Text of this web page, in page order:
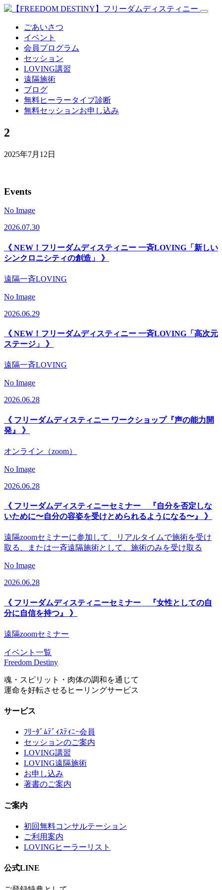
ごあいさつ
イベント
会員プログラム
セッション
LOVING講習
遠隔施術
ブログ
無料ヒーラータイプ診断
無料セッションお申し込み
2
2025年7月12日
Events
No Image
2026.07.30
《 NEW！フリーダムディスティニー 一斉LOVING「新しい
シンクロニシティの創造」 》
遠隔一斉LOVING
No Image
2026.06.29
《 NEW！フリーダムディスティニー 一斉LOVING「高次元
ステージ」 》
遠隔一斉LOVING
No Image
2026.06.28
《 フリーダムディスティニー ワークショップ『声の能力開
発』 》
オンライン（zoom）
No Image
2026.06.28
《 フリーダムディスティニーセミナー 『自分を否定しな
いために〜自分の容姿を受けとめられるようになる〜』 》
遠隔zoomセミナーに参加して、リアルタイムで施術を受け
取る、または一斉遠隔施術として、施術のみを受け取る
No Image
2026.06.28
《 フリーダムディスティニーセミナー 『女性としての自
分に自信を持つ』 》
遠隔zoomセミナー
イベント一覧
Freedom Destiny
魂・スピリット・肉体の調和を通じて
運命を好転させるヒーリングサービス
サービス
ﾌﾘｰﾀﾞﾑﾃﾞｨｽﾃｨﾆｰ会員
セッションのご案内
LOVING講習
LOVING遠隔施術
お申し込み
著書のご案内
ご案内
初回無料コンサルテーション
ご利用案内
LOVINGヒーラーリスト
公式LINE